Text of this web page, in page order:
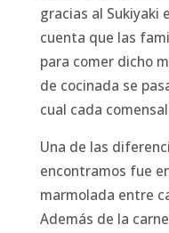
gracias al Sukiyaki
cuenta que las
para comer dicho
de cocinada se
cual cada
Una de las
encontramos fue
marmolada entre
Además de la